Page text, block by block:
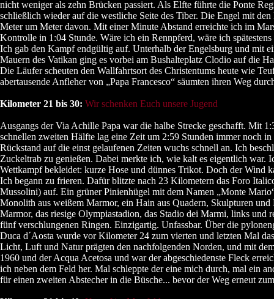
nicht weniger als zehn Brücken passiert. Als Elfte führte die Ponte
schließlich wieder auf die westliche Seite des Tiber. Die Engel mit
Meter um Meter davon. Mit einer Minute Abstand erreichte ich im
Kontrolle in 1:04 Stunde. Wäre ich ein Rennpferd, wäre ich spätestens
Ich gab den Kampf endgültig auf. Unterhalb der Engelsburg und mit
Mauern des Vatikan ging es vorbei am Bushalteplatz Clodio auf die
Die Läufer scheuten den Wallfahrtsort des Christentums heute wie
abertausende Anfleher von „Papa Francesco“ säumten ihren Weg
Kilometer 21 bis 30: Wir schenken Euch unsere Jugend
Ausgangs der Via Achille Papa war die halbe Strecke geschafft. Mit
schnellen zweiten Hälfte lag eine Zeit um 2:59 Stunden immer noch
Rückstand auf die einst gelaufenen Zeiten wuchs schnell an. Ich
Zuckeltrab zu genießen. Dabei merkte ich, wie kalt es eigentlich war.
Wettkampf bekleidet: kurze Hose und dünnes Trikot. Doch der Wind
Ich begann zu frieren. Dafür blitzte nach 23 Kilometern das Foro
Mussolini) auf. Ein grüner Pinienhügel mit dem Namen „Monte
Monolith aus weißem Marmor, ein Hain aus Quadern, Skulpturen und
Marmor, das riesige Olympiastadion, das Stadio dei Marmi, links und
fünf verschlungenen Ringen. Einzigartig. Unfassbar. Über die
Duca d´Aosta wurde vor Kilometer 24 zum vierten und letzten Mal
Licht, Luft und Natur prägten den nachfolgenden Norden, und mit
1960 und der Acqua Acetosa und war der abgeschiedenste Fleck
ich neben dem Feld her. Mal schleppte der eine mich durch, mal ein
für einen zweiten Abstecher in die Büsche... bevor der Weg erneut